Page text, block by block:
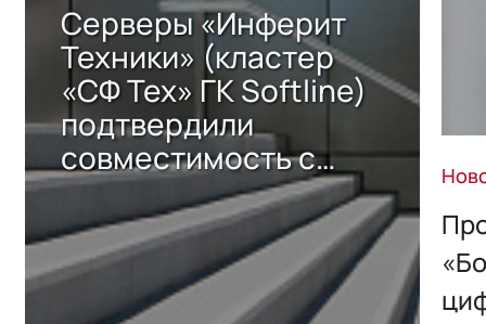
Серверы «Инферит
Техники» (кластер
«СФ Тех» ГК Softline)
подтвердили
совместимость с
решением Sharx
Storage 2.x для
хранения данных